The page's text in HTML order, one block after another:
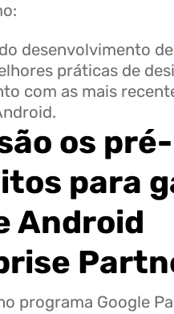
desenvolvimento
práticas de
com as mais
os pré-
para
Android
programa Google